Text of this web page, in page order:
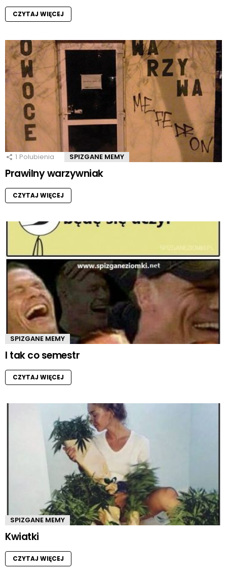
CZYTAJ WIĘCEJ
1 Polubienia SPIZGANE MEMY
Prawilny warzywniak
CZYTAJ WIĘCEJ
SPIZGANE MEMY
I tak co semestr
CZYTAJ WIĘCEJ
SPIZGANE MEMY
Kwiatki
CZYTAJ WIĘCEJ